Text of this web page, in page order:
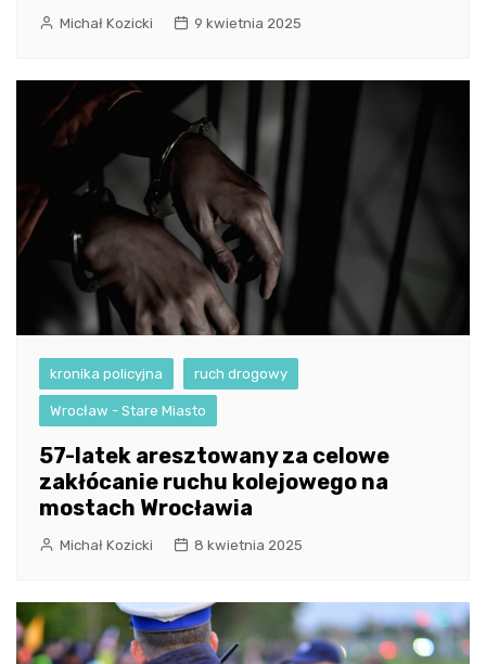
Michał Kozicki 9 kwietnia 2025
kronika policyjna ruch drogowy
Wrocław - Stare Miasto
57-latek aresztowany za celowe
zakłócanie ruchu kolejowego na
mostach Wrocławia
Michał Kozicki 8 kwietnia 2025